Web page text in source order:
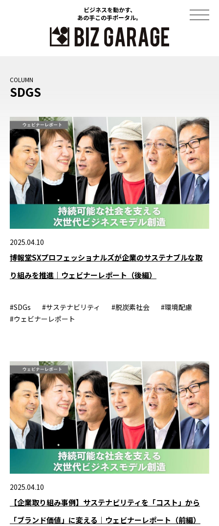
ビジネスを動かす、
あの手この手ポータル。
ビジネスを動かす、
あの手この手ポータル。
セミナー
ソリューション
資料ダウンロード
このサイトについて
SDGS
2025.04.10
博報堂SXプロフェッショナルズが企業のサステナブルな取
り組みを推進｜ウェビナーレポート（後編）
#SDGs #サステナビリティ #脱炭素社会
#環境配慮
#ウェビナーレポート
2025.04.10
【企業取り組み事例】サステナビリティを「コスト」から
「ブランド価値」に変える｜ウェビナーレポート（前編）